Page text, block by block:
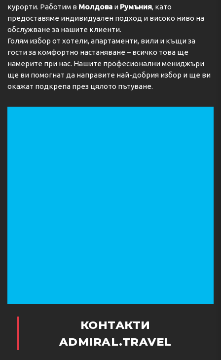
курорти. Работим в Молдова и Румъния, като
предоставяме индивидуален подход и високо ниво на
обслужване за нашите клиенти.
Голям избор от хотели, апартаменти, вили и къщи за
гости за комфортно настаняване – всичко това ще
намерите при нас. Нашите професионални мениджъри
ще ви помогнат да направите най-добрия избор и ще ви
окажат подкрепа през цялото пътуване.
КОНТАКТИ
ADMIRAL.TRAVEL